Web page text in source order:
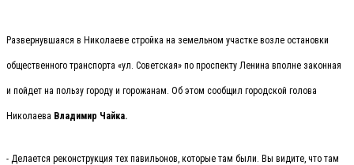
Развернувшаяся в Николаеве стройка на земельном участке возле остановки
общественного транспорта «ул. Советская» по проспекту Ленина вполне законная
и пойдет на пользу городу и горожанам. Об этом сообщил городской голова
Николаева Владимир Чайка.
- Делается реконструкция тех павильонов, которые там были. Вы видите, что там